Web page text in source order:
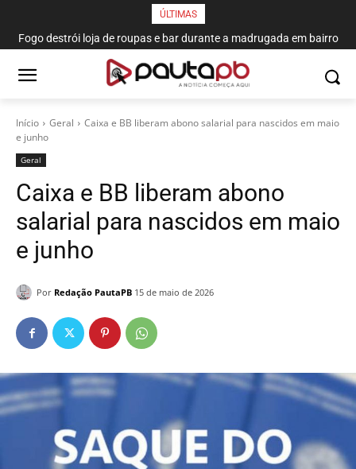
ÚLTIMAS
Fogo destrói loja de roupas e bar durante a madrugada em bairro
de João Pessoa
Início Geral
Caixa e BB liberam abono salarial para nascidos em maio
e junho
Geral
Caixa e BB liberam abono
salarial para nascidos em maio
e junho
Por Redação PautaPB 15 de maio de 2026